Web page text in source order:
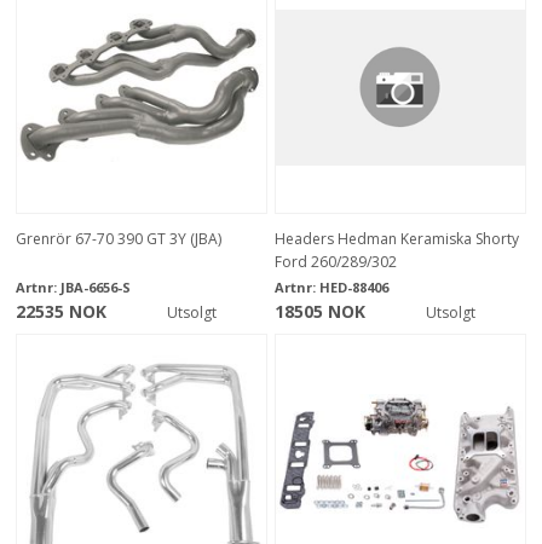
Grenrör 67-70 390 GT 3Y (JBA)
Artnr: JBA-6656-S
22535 NOK Utsolgt
Headers Hedman Keramiska Shorty
Ford 260/289/302
Artnr: HED-88406
18505 NOK Utsolgt